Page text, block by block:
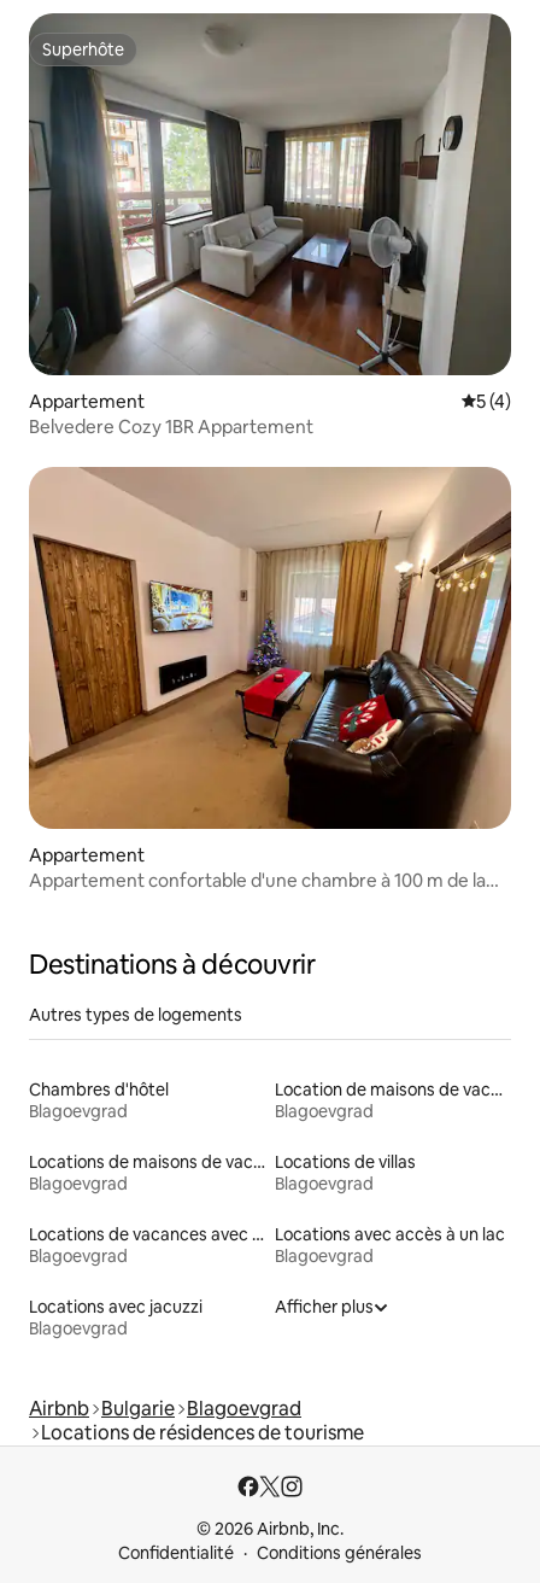
Superhôte
Superhôte
Appartement
5 (4)
Belvedere Cozy 1BR Appartement
Appartement
Appartement confortable d'une chambre à 100 m de la
Destinations à découvrir
Autres types de logements
Chambres d'hôtel
Blagoevgrad
Location de maisons de vacances
Blagoevgrad
Locations de maisons de vacances
Blagoevgrad
Locations de villas
Blagoevgrad
Locations de vacances avec piscine
Blagoevgrad
Locations avec accès à un lac
Blagoevgrad
Locations avec jacuzzi
Blagoevgrad
Afficher plus
Airbnb Bulgarie Blagoevgrad
Locations de résidences de tourisme
© 2026 Airbnb, Inc.
Confidentialité
Conditions générales